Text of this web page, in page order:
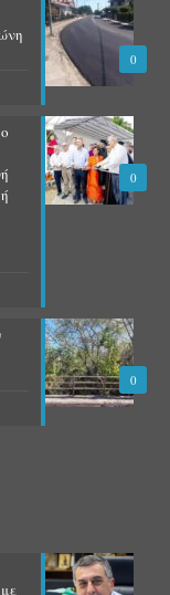
0
0
0